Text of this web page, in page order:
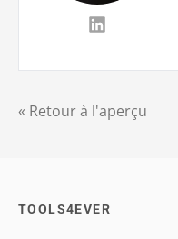
« Retour à l'aperçu
TOOLS4EVER